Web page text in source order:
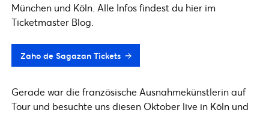
München und Köln. Alle Infos findest du hier im
Ticketmaster Blog.
Zaho de Sagazan Tickets
Gerade war die französische Ausnahmekünstlerin auf
Tour und besuchte uns diesen Oktober live in Köln und